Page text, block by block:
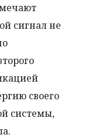
сигнал не
своего
системы,